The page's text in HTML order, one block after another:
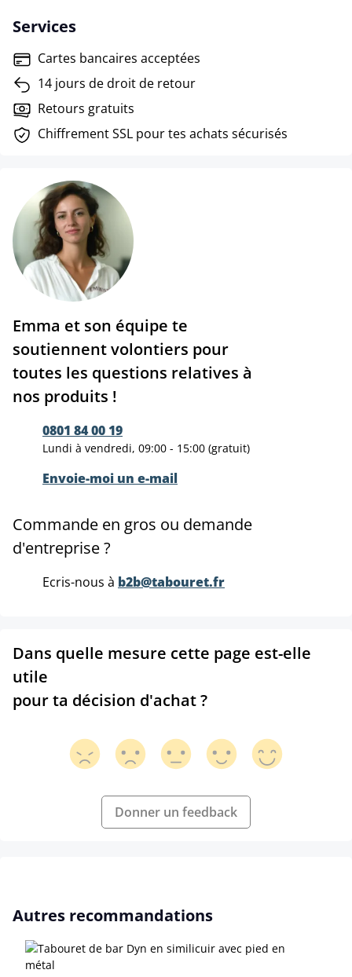
Services
Cartes bancaires acceptées
14 jours de droit de retour
Retours gratuits
Chiffrement SSL pour tes achats sécurisés
Emma et son équipe te
soutiennent volontiers pour
toutes les questions relatives à
nos produits !
0801 84 00 19
Lundi à vendredi, 09:00 - 15:00 (gratuit)
Envoie-moi un e-mail
Commande en gros ou demande
d'entreprise ?
Ecris-nous à b2b@tabouret.fr
Dans quelle mesure cette page est-elle
utile
pour ta décision d'achat ?
Donner un feedback
Ignorer la galerie de produits
Autres recommandations